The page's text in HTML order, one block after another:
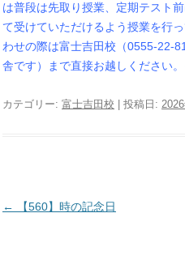
は普段は先取り授業、定期テスト
て受けていただけるよう授業を行
わせの際は富士吉田校（0555-22-
舎です）まで直接お越しください
カテゴリー: 富士吉田校 | 投稿日:
投
← 【560】時の記念日